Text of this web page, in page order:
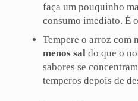
faça um pouquinho
consumo imediato. É
Tempere o arroz com
menos sal do que o
sabores se
temperos depois de